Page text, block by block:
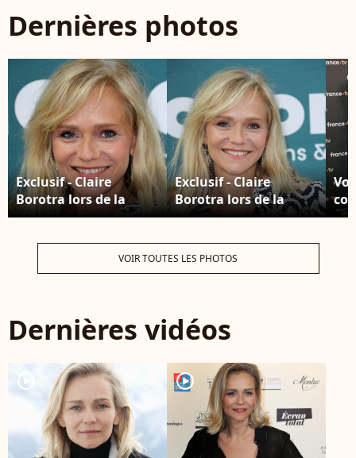
Dernières photos
Exclusif - Claire
Borotra lors de la
25ème édition du
le 7 février 2025. ©
Patrick Bernard /
Exclusif - Claire
Borotra lors de la
25ème édition du
le 7 février 2025. ©
Patrick Bernard /
VOIR TOUTES LES PHOTOS
Dernières vidéos
player2 player2